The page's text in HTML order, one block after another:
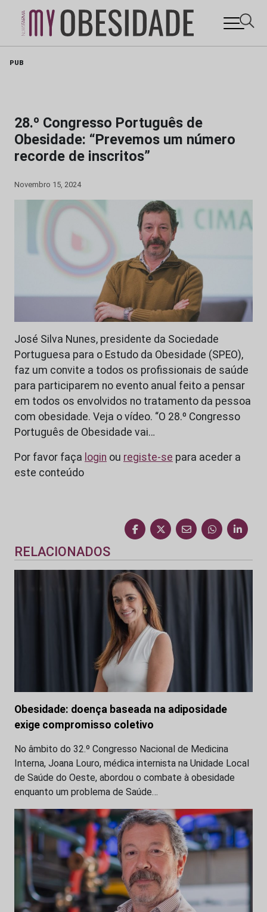
PUB
28.º Congresso Português de
Obesidade: “Prevemos um número
recorde de inscritos”
Novembro 15, 2024
José Silva Nunes, presidente da Sociedade
Portuguesa para o Estudo da Obesidade (SPEO),
faz um convite a todos os profissionais de saúde
para participarem no evento anual feito a pensar
em todos os envolvidos no tratamento da pessoa
com obesidade. Veja o vídeo. “O 28.º Congresso
Português de Obesidade vai…
Por favor faça login ou registe-se para aceder a
este conteúdo
RELACIONADOS
Obesidade: doença baseada na adiposidade
exige compromisso coletivo
No âmbito do 32.º Congresso Nacional de Medicina
Interna, Joana Louro, médica internista na Unidade Local
de Saúde do Oeste, abordou o combate à obesidade
enquanto um problema de Saúde…